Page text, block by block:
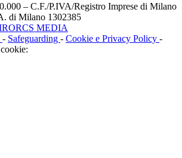
– C.F./P.IVA/Registro Imprese di Milano
di Milano 1302385
MEDIA
- Safeguarding - Cookie e Privacy Policy -